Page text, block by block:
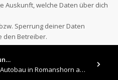
Auskunft, welche Daten über dich
Sperrung deiner Daten
den Betreiber.
Hallo , Im Juni veranstaltete die Autobau in Romanshorn auf ihrem Gelände ein kleines Youngtimertreffen : https://up.